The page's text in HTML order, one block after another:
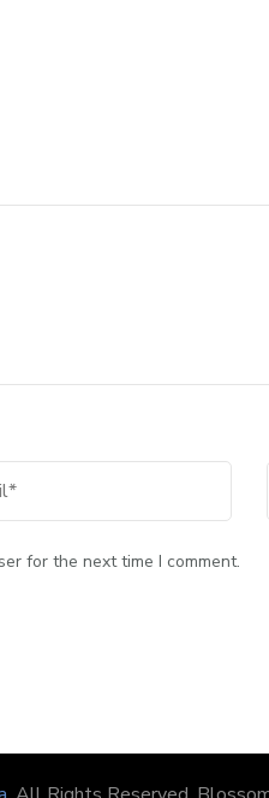
for the next time I comment.